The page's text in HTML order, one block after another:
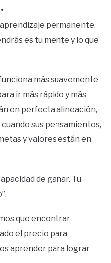
permanente.
es tu mente y lo que
más suavemente
ir más rápido y más
en perfecta alineación,
sus pensamientos,
y valores están en
de ganar. Tu
que encontrar
el precio para
aprender para lograr